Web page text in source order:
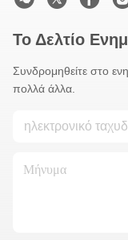
Το Δελτίο
Συνδρομηθείτε στο
πολλά άλλα.